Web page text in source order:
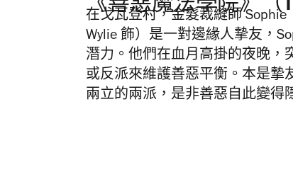
《善惡魔法學院》（
在戈瓦登村，金髮裁縫師 Sophie
Wylie 飾）是一對邊緣人摯友，
潛力。他們在血月高掛的夜晚，
或反派來維護善惡平衡。本是摯
兩立的兩派，是非善惡自此變得